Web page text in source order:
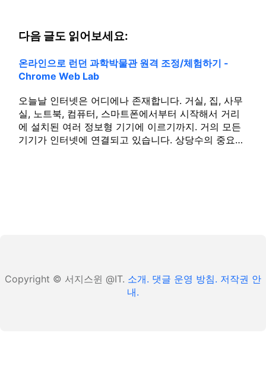
다음 글도 읽어보세요:
온라인으로 런던 과학박물관 원격 조정/체험하기 -
Chrome Web Lab
오늘날 인터넷은 어디에나 존재합니다. 거실, 집, 사무
실, 노트북, 컴퓨터, 스마트폰에서부터 시작해서 거리
에 설치된 여러 정보형 기기에 이르기까지. 거의 모든
기기가 인터넷에 연결되고 있습니다. 상당수의 중요…
Copyright © 서지스윈 @IT. 소개. 댓글 운영 방침. 저작권 안
내.